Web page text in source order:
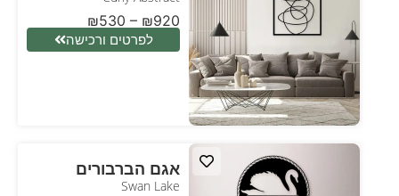
₪530 – ₪920
לפרטים ורכישה
אגם הברבורים
Swan Lake